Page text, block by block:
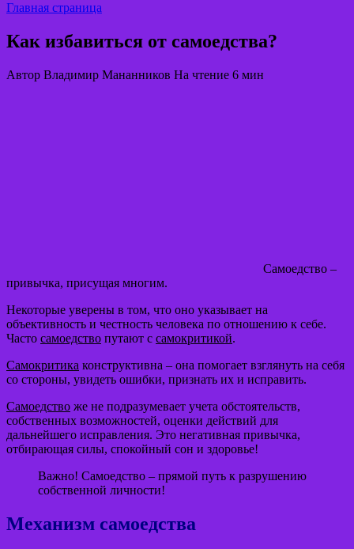
Главная страница
Как избавиться от самоедства?
Автор Владимир Мананников На чтение 6 мин
Самоедство –
привычка, присущая многим.
Некоторые уверены в том, что оно указывает на
объективность и честность человека по отношению к себе.
Часто самоедство путают с самокритикой.
Самокритика конструктивна – она помогает взглянуть на себя
со стороны, увидеть ошибки, признать их и исправить.
Самоедство же не подразумевает учета обстоятельств,
собственных возможностей, оценки действий для
дальнейшего исправления. Это негативная привычка,
отбирающая силы, спокойный сон и здоровье!
Важно! Самоедство – прямой путь к разрушению
собственной личности!
Механизм самоедства